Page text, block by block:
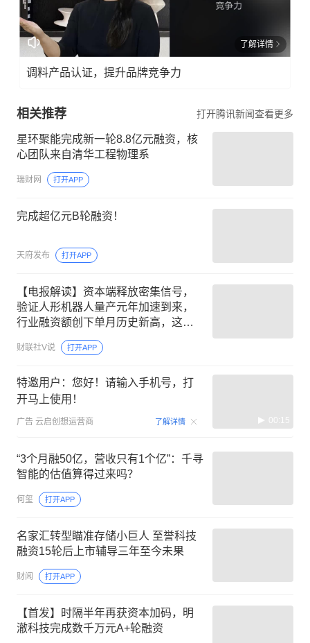
了解详情
调料产品认证，提升品牌竞争力
相关推荐 打开腾讯新闻查看更多
星环聚能完成新一轮8.8亿元融资，核
心团队来自清华工程物理系
瑞财网 打开APP
完成超亿元B轮融资！
天府发布 打开APP
【电报解读】资本端释放密集信号，
验证人形机器人量产元年加速到来，
行业融资额创下单月历史新高，这家
公司重点布局关节模组与灵巧手
财联社V说 打开APP
特邀用户：您好！请输入手机号，打
开马上使用！
广告 云启创想运营商 了解详情 00:15
“3个月融50亿，营收只有1个亿”：千寻
智能的估值算得过来吗？
何玺 打开APP
名家汇转型瞄准存储小巨人 至誉科技
融资15轮后上市辅导三年至今未果
财闻 打开APP
【首发】时隔半年再获资本加码，明
澈科技完成数千万元A+轮融资